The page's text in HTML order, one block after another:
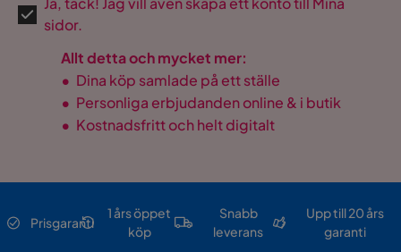
sidor.
Allt detta och mycket mer:
• Dina köp samlade på ett ställe
• Personliga erbjudanden online & i butik
• Kostnadsfritt och helt digitalt
Prisgaranti
1 års öppet
köp
Snabb
leverans
Upp till 20 års
garanti